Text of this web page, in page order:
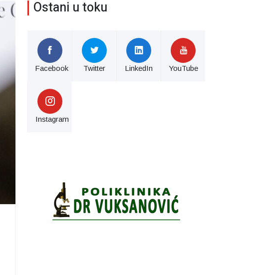
Ostani u toku
Facebook Twitter LinkedIn YouTube
Instagram